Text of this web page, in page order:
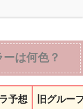
は何色？
予想 旧グルー